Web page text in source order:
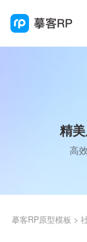
精
高
摹客RP原型模板 >